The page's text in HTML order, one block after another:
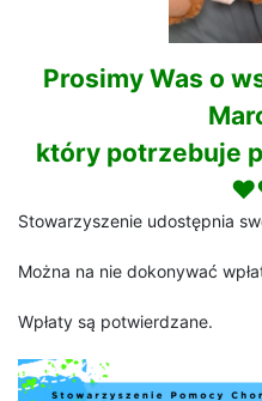
Prosimy Was o
który potrzebuje
Stowarzyszenie udostępnia
Można na nie dokonywać
Wpłaty są potwierdzane.